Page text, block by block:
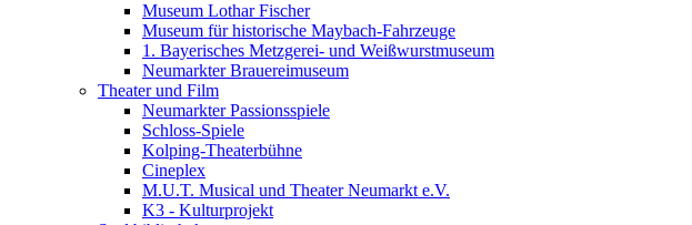
Museum Lothar Fischer
Museum für historische Maybach-Fahrzeuge
1. Bayerisches Metzgerei- und Weißwurstmuseum
Neumarkter Brauereimuseum
Theater und Film
Neumarkter Passionsspiele
Schloss-Spiele
Kolping-Theaterbühne
Cineplex
M.U.T. Musical und Theater Neumarkt e.V.
K3 - Kulturprojekt